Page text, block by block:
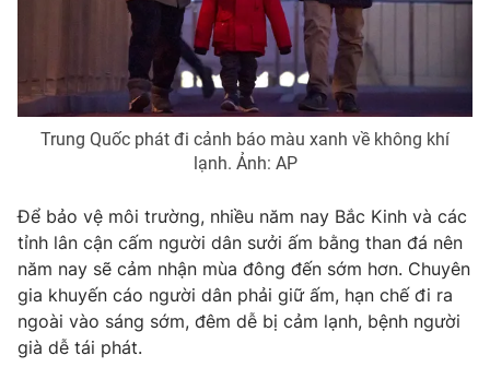
Shorts video
VTV Money VTV Thể thao
Bất động sản
Thị trường 24h Tấm lòng Việt
VTV4 Vươn mình bằng AI
VTV9
Trung Quốc phát đi cảnh báo màu xanh về không khí
lạnh. Ảnh: AP
Để bảo vệ môi trường, nhiều năm nay Bắc Kinh và các
tỉnh lân cận cấm người dân sưởi ấm bằng than đá nên
năm nay sẽ cảm nhận mùa đông đến sớm hơn. Chuyên
gia khuyến cáo người dân phải giữ ấm, hạn chế đi ra
ngoài vào sáng sớm, đêm dễ bị cảm lạnh, bệnh người
già dễ tái phát.